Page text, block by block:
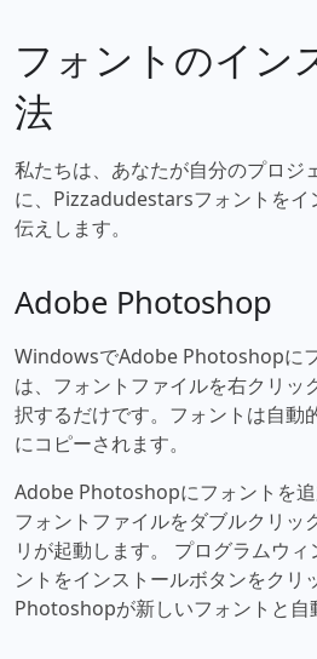
フォントのイン
法
私たちは、あなたが自分のプロジ
に、Pizzadudestarsフォントをイ
伝えします。
Adobe Photoshop
WindowsでAdobe Photoshopに
は、フォントファイルを右クリッ
択するだけです。フォントは自
にコピーされます。
Adobe Photoshopにフォントを
フォントファイルをダブルクリッ
リが起動します。 プログラムウ
ントをインストールボタンをクリ
Photoshopが新しいフォントと自